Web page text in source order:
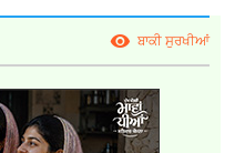
ਬਾਕੀ ਸੁਰਖੀਆਂ